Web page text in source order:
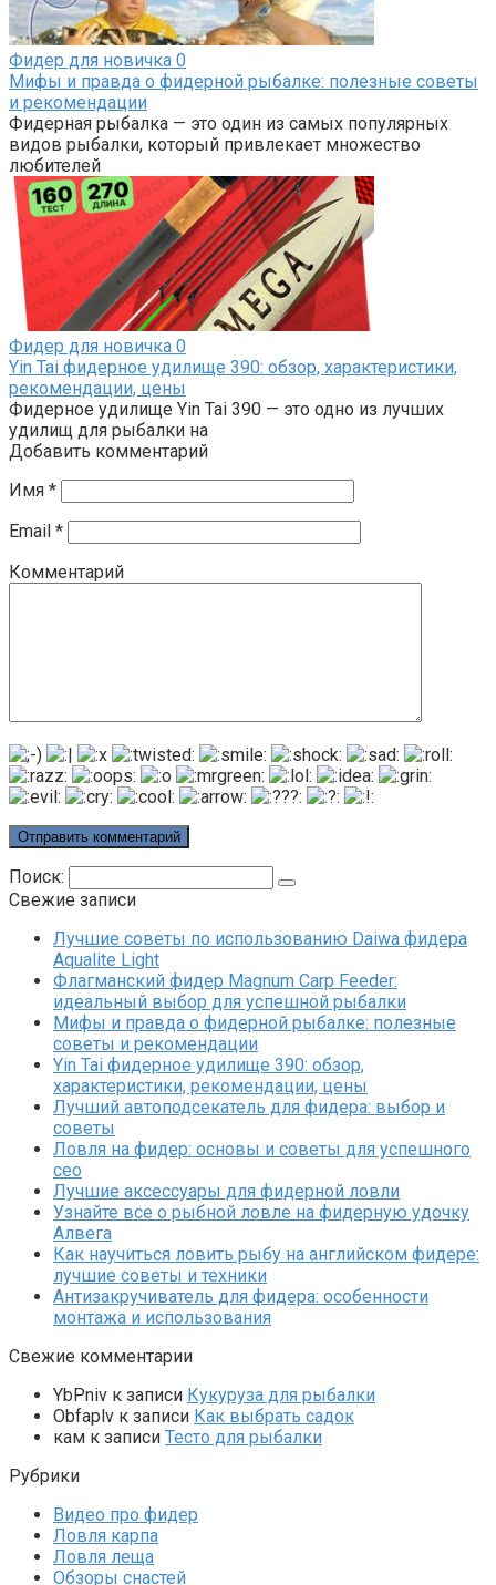
Фидер для новичка 0
Мифы и правда о фидерной рыбалке: полезные советы
и рекомендации
Фидерная рыбалка — это один из самых популярных
видов рыбалки, который привлекает множество
любителей
Фидер для новичка 0
Yin Tai фидерное удилище 390: обзор, характеристики,
рекомендации, цены
Фидерное удилище Yin Tai 390 — это одно из лучших
удилищ для рыбалки на
Добавить комментарий
Имя *
Email *
Комментарий
Поиск:
Свежие записи
Лучшие советы по использованию Daiwa фидера
Aqualite Light
Флагманский фидер Magnum Carp Feeder:
идеальный выбор для успешной рыбалки
Мифы и правда о фидерной рыбалке: полезные
советы и рекомендации
Yin Tai фидерное удилище 390: обзор,
характеристики, рекомендации, цены
Лучший автоподсекатель для фидера: выбор и
советы
Ловля на фидер: основы и советы для успешного
сео
Лучшие аксессуары для фидерной ловли
Узнайте все о рыбной ловле на фидерную удочку
Алвега
Как научиться ловить рыбу на английском фидере:
лучшие советы и техники
Антизакручиватель для фидера: особенности
монтажа и использования
Свежие комментарии
YbPniv к записи Кукуруза для рыбалки
Оbfaplv к записи Как выбрать садок
кам к записи Тесто для рыбалки
Рубрики
Видео про фидер
Ловля карпа
Ловля леща
Обзоры снастей